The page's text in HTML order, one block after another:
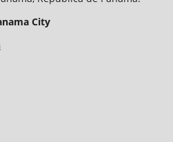
City